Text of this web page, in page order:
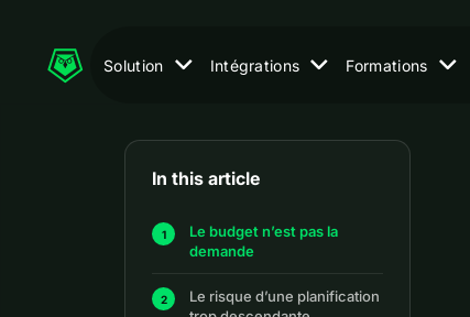
Solution Intégrations Formations
In this article
Le budget n’est pas la
demande
Le risque d’une planification